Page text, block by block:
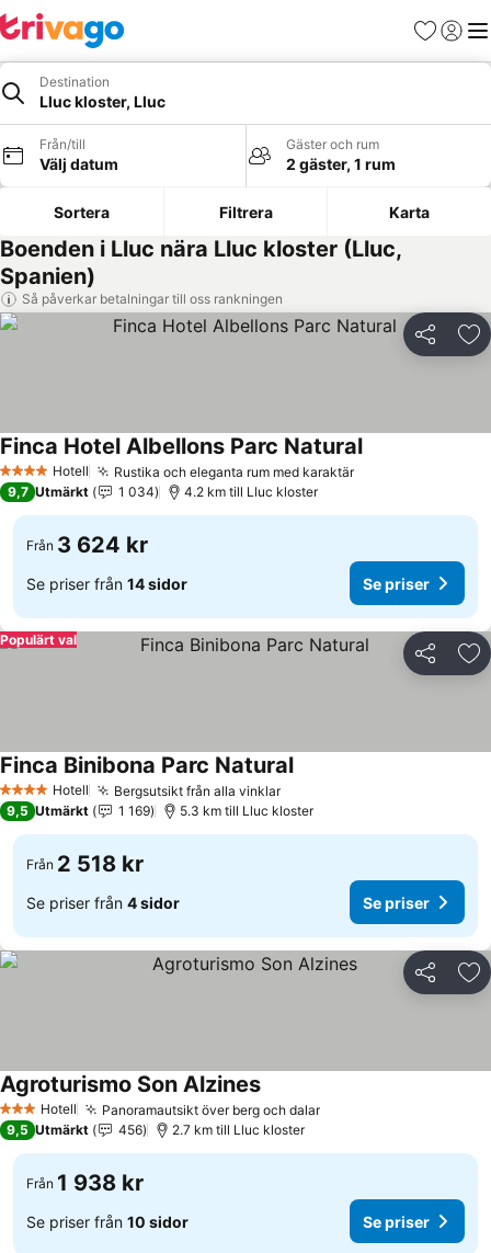
Favoriter
Logga
Destination
Lluc kloster, Lluc
Från/till
Välj datum
Gäster och rum
2 gäster, 1 rum
Sortera Filtrera Karta
Boenden i Lluc nära Lluc kloster (Lluc,
Spanien)
Så påverkar betalningar till oss rankningen
Dela
4 StjärnorHotell Rustika och eleganta rum med karaktärSe priser
Finca Hotel Albellons Parc NaturalSe priser
9,7 Utmärkt 1 034 4.2 km till Lluc kloster
Från 3 624 kr
Se priser från 14 sidor Se priser
Dela
Populärt val
4 StjärnorHotell Bergsutsikt från alla vinklarSe priser
Finca Binibona Parc NaturalSe priser
9,5 Utmärkt 1 169 5.3 km till Lluc kloster
Från 2 518 kr
Se priser från 4 sidor Se priser
Dela
3 StjärnorHotell Panoramautsikt över berg och dalarSe priser
Agroturismo Son AlzinesSe priser
9,5 Utmärkt 456 2.7 km till Lluc kloster
Från 1 938 kr
Se priser från 10 sidor Se priser